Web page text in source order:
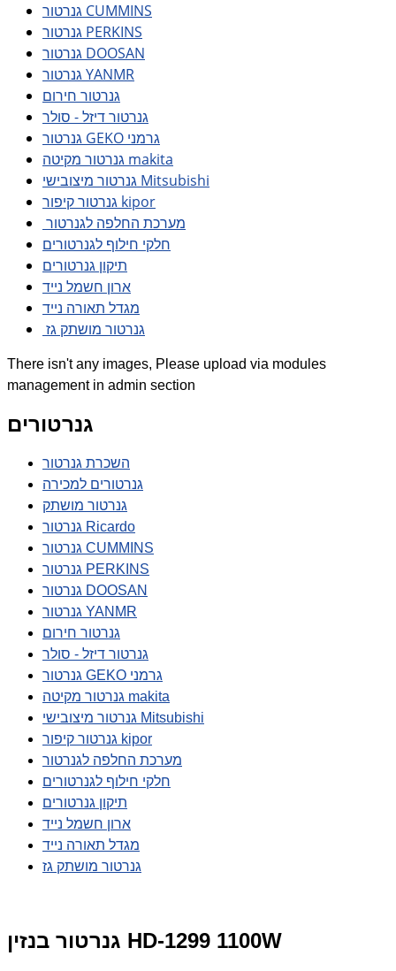
גנרטור CUMMINS
גנרטור PERKINS
גנרטור DOOSAN
גנרטור YANMR
גנרטור חירום
גנרטור דיזל - סולר
גנרטור GEKO גרמני
גנרטור מקיטה makita
גנרטור מיצובישי Mitsubishi
גנרטור קיפור kipor
מערכת החלפה לגנרטור
חלקי חילוף לגנרטורים
תיקון גנרטורים
ארון חשמל נייד
מגדל תאורה נייד
גנרטור מושתק גז
There isn't any images, Please upload via modules
management in admin section
גנרטורים
השכרת גנרטור
גנרטורים למכירה
גנרטור מושתק
גנרטור Ricardo
גנרטור CUMMINS
גנרטור PERKINS
גנרטור DOOSAN
גנרטור YANMR
גנרטור חירום
גנרטור דיזל - סולר
גנרטור GEKO גרמני
גנרטור מקיטה makita
גנרטור מיצובישי Mitsubishi
גנרטור קיפור kipor
מערכת החלפה לגנרטור
חלקי חילוף לגנרטורים
תיקון גנרטורים
ארון חשמל נייד
מגדל תאורה נייד
גנרטור מושתק גז
גנרטור בנזין HD-1299 1100W